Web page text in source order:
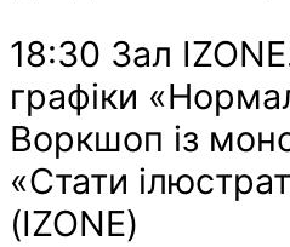
18:30 Зал
графіки
Воркшоп із
«Стати
(IZONE)